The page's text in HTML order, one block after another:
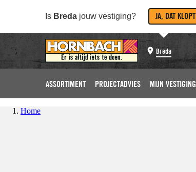
Is Breda jouw vestiging? JA, DAT KLOPT
Breda
ASSORTIMENT PROJECTADVIES MIJN VESTIGING
Home